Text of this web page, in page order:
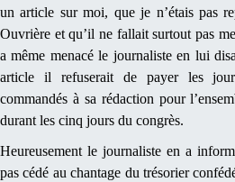
un article sur moi, que je n’étais pas
Ouvrière et qu’il ne fallait surtout pas
a même menacé le journaliste en lui
article il refuserait de payer les
commandés à sa rédaction pour
durant les cinq jours du congrès.
Heureusement le journaliste en a
pas cédé au chantage du trésorier